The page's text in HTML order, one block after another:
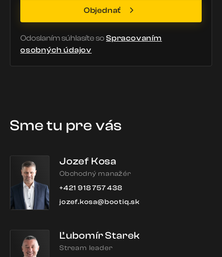
Odoslaním súhlasíte so Spracovaním
osobných údajov
Objednať
Sme tu pre vás
Jozef Kosa
Obchodný manažér
+421 918 757 438
jozef.kosa@bootiq.sk
Ľubomír Starek
Stream leader